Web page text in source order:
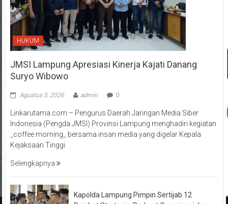
HUKUM
JMSI Lampung Apresiasi Kinerja Kajati Danang
Suryo Wibowo
Agustus 5, 2026 admin 0
Linkarutama.com – Pengurus Daerah Jaringan Media Siber
Indonesia (Pengda JMSI) Provinsi Lampung menghadiri kegiatan
_coffee morning_ bersama insan media yang digelar Kepala
Kejaksaan Tinggi
Selengkapnya
Kapolda Lampung Pimpin Sertijab 12